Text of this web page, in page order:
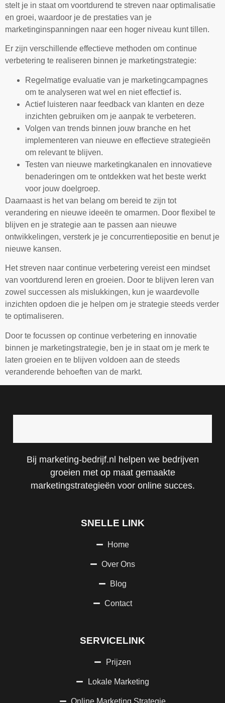
stelt je in staat om voortdurend te streven naar optimalisatie
en groei, waardoor je de prestaties van je
marketinginspanningen naar een hoger niveau kunt tillen.
Er zijn verschillende effectieve methoden om continue
verbetering te realiseren binnen je marketingstrategie:
Regelmatige evaluatie van je marketingcampagnes
om te analyseren wat wel en niet effectief is.
Actief luisteren naar feedback van klanten en deze
inzichten gebruiken om je aanpak te verbeteren.
Volgen van trends binnen jouw branche en het
implementeren van nieuwe en effectieve strategieën
om relevant te blijven.
Testen van nieuwe marketingkanalen en innovatieve
benaderingen om te ontdekken wat het beste werkt
voor jouw doelgroep.
Daarnaast is het van belang om bereid te zijn tot
verandering en nieuwe ideeën te omarmen. Door flexibel te
blijven en je strategie aan te passen aan nieuwe
ontwikkelingen, versterk je je concurrentiepositie en benut je
nieuwe kansen.
Het streven naar continue verbetering vereist een mindset
van voortdurend leren en groeien. Door te blijven leren van
zowel successen als mislukkingen, kun je waardevolle
inzichten opdoen die je helpen om je strategie steeds verder
te optimaliseren.
Door te focussen op continue verbetering en innovatie
binnen je marketingstrategie, ben je in staat om je merk te
laten groeien en te blijven voldoen aan de steeds
veranderende behoeften van de markt.
Bij marketing-bedrijf.nl helpen we bedrijven
groeien met op maat gemaakte
marketingstrategieën voor online succes.
SNELLE LINK
Home
Over Ons
Blog
Contact
SERVICELINK
Prijzen
Lokale Marketing
Online Marketing Strategie